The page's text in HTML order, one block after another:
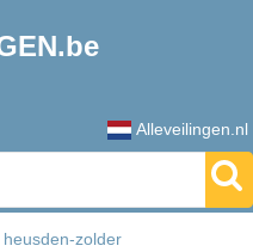
Alleveilingen.nl
zolder